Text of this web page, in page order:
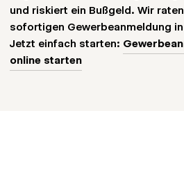
Gesellschaftsvertrag oder
bei UG/GmbH
und riskiert ein Bußgeld. Wir
sofortigen Gewerbeanmeldung
Jetzt einfach starten:
online starten